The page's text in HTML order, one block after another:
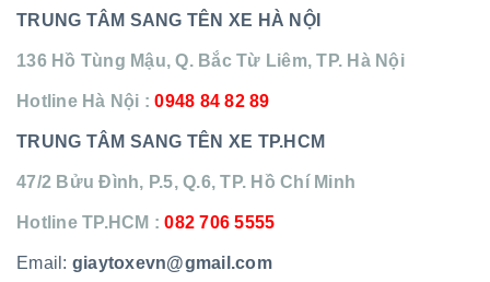
TRUNG TÂM SANG TÊN XE HÀ NỘI
136 Hồ Tùng Mậu, Q. Bắc Từ Liêm, TP. Hà Nội
Hotline Hà Nội : 0948 84 82 89
TRUNG TÂM SANG TÊN XE TP.HCM
47/2 Bửu Đình, P.5, Q.6, TP. Hồ Chí Minh
Hotline TP.HCM : 082 706 5555
Email: giaytoxevn@gmail.com